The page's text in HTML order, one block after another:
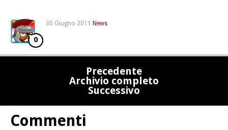
30 Giugno 2011 News
0
Precedente
Archivio completo
Successivo
Commenti